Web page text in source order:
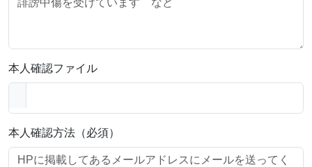
本人確認ファイル
本人確認方法（必須）